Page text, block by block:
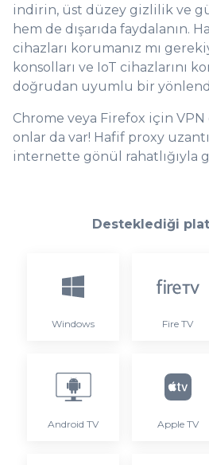
indirin, üst düzey gizlilik ve
hem de dışarıda faydalanın.
cihazları korumanız mı
konsolları ve IoT cihazlarını
doğrudan uyumlu bir
Chrome veya Firefox için
onlar da var! Hafif proxy
internette gönül rahatlığıyla
Desteklediği
Windows Fire TV
Android TV Apple TV